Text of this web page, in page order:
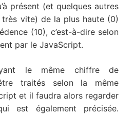
présent (et quelques autres
vite) de la plus haute (0)
(10), c’est-à-dire selon
par le JavaScript.
le même chiffre de
traités selon la même
et il faudra alors regarder
est également précisée.